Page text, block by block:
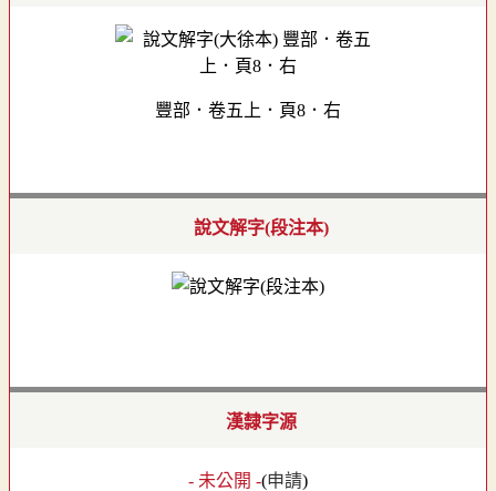
豐部．卷五上．頁8．右
說文解字(段注本)
漢隸字源
- 未公開 -(申請)